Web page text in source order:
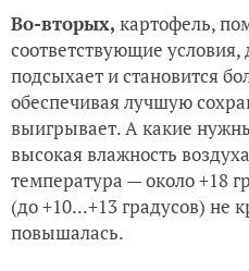
Во-вторых, картофель,
соответствующие условия,
подсыхает и становится
обеспечивая лучшую
выигрывает. А какие
высокая влажность
температура — около +18
(до +10...+13 градусов) не
повышалась.